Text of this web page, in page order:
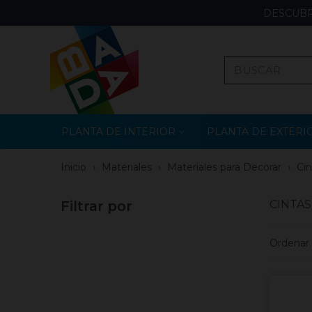
PLANTA DE INTERIOR PLANTA DE
Inicio Materiales Materiales para Decorar
Filtrar por
Ordenar